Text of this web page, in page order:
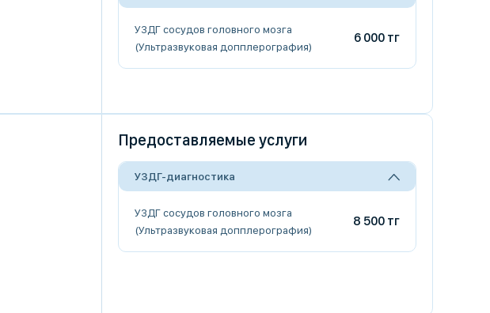
УЗДГ сосудов головного мозга
(Ультразвуковая допплерография)
6 000 тг
Предоставляемые услуги
УЗДГ-диагностика
УЗДГ сосудов головного мозга
(Ультразвуковая допплерография)
8 500 тг